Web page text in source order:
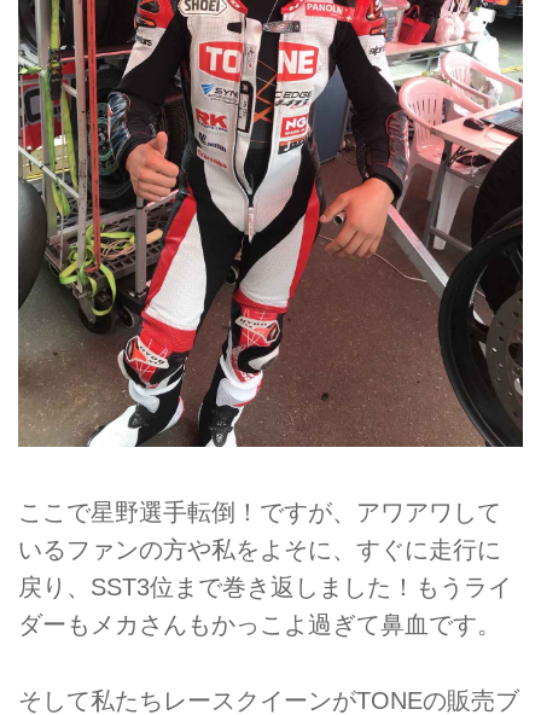
ここで星野選手転倒！ですが、アワアワして
いるファンの方や私をよそに、すぐに走行に
戻り、SST3位まで巻き返しました！もうライ
ダーもメカさんもかっこよ過ぎて鼻血です。
そして私たちレースクイーンがTONEの販売ブ